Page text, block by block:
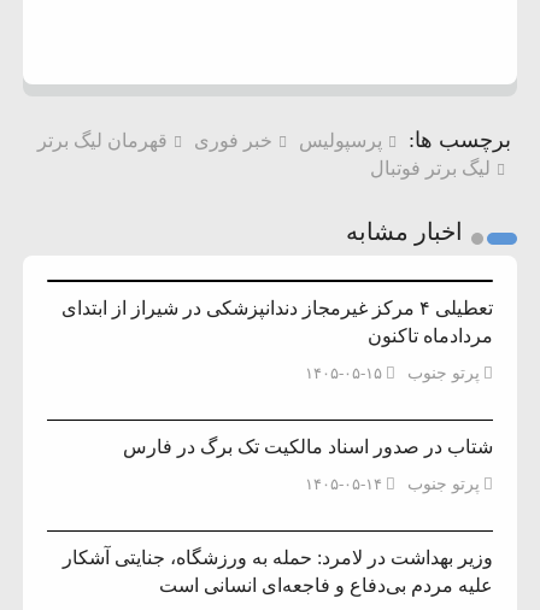
برچسب ها: پرسپولیس خبر فوری
قهرمان لیگ برتر
لیگ برتر فوتبال
اخبار مشابه
تعطیلی ۴ مرکز غیرمجاز دندانپزشکی در شیراز از ابتدای
مردادماه تاکنون
پرتو جنوب ۱۴۰۵-۰۵-۱۵
شتاب در صدور اسناد مالکیت تک برگ در فارس
پرتو جنوب ۱۴۰۵-۰۵-۱۴
وزیر بهداشت در لامرد: حمله به ورزشگاه، جنایتی آشکار
علیه مردم بی‌دفاع و فاجعه‌ای انسانی است